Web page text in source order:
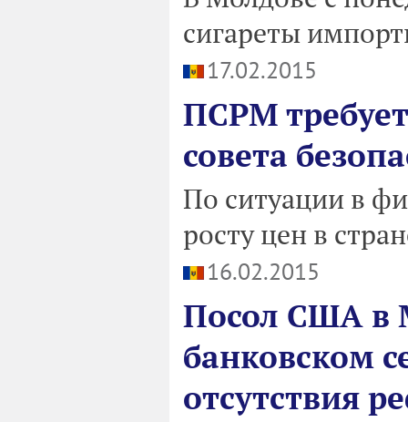
сигареты
17.02.2015
ПСРМ
совета
По ситуации в
росту цен в
16.02.2015
Посол США в
банковском
отсутствия